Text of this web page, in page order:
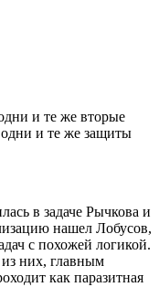
и те же вторые
и те же защиты
в задаче Рычкова и
нашел Лобусов,
с похожей логикой.
них, главным
как паразитная